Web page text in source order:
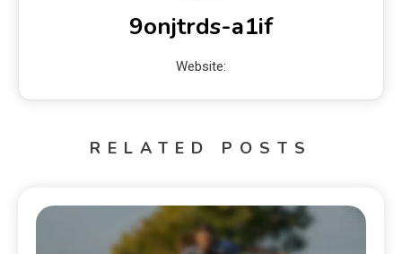
9onjtrds-a1if
Website:
RELATED POSTS